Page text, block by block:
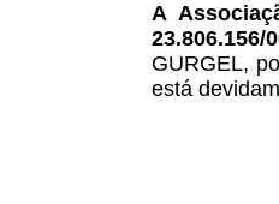
A
23.806.156/
GURGEL,
está